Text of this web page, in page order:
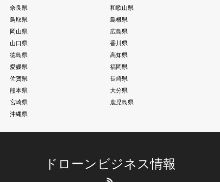
奈良県
和歌山県
鳥取県
島根県
岡山県
広島県
山口県
香川県
徳島県
高知県
愛媛県
福岡県
佐賀県
長崎県
熊本県
大分県
宮崎県
鹿児島県
沖縄県
ドローンビジネス情報